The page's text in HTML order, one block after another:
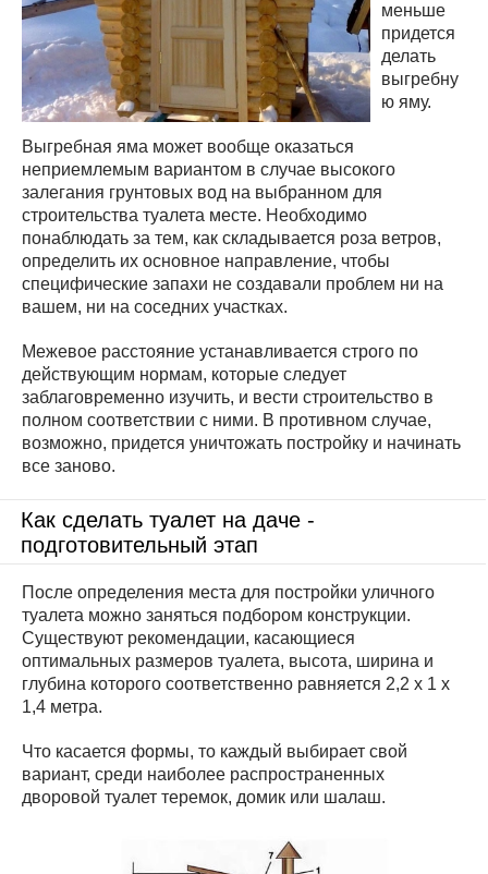
меньше
придется
делать
выгребну
ю яму.
Выгребная яма может вообще оказаться
неприемлемым вариантом в случае высокого
залегания грунтовых вод на выбранном для
строительства туалета месте. Необходимо
понаблюдать за тем, как складывается роза ветров,
определить их основное направление, чтобы
специфические запахи не создавали проблем ни на
вашем, ни на соседних участках.
Межевое расстояние устанавливается строго по
действующим нормам, которые следует
заблаговременно изучить, и вести строительство в
полном соответствии с ними. В противном случае,
возможно, придется уничтожать постройку и начинать
все заново.
Как сделать туалет на даче -
подготовительный этап
После определения места для постройки уличного
туалета можно заняться подбором конструкции.
Существуют рекомендации, касающиеся
оптимальных размеров туалета, высота, ширина и
глубина которого соответственно равняется 2,2 х 1 х
1,4 метра.
Что касается формы, то каждый выбирает свой
вариант, среди наиболее распространенных
дворовой туалет теремок, домик или шалаш.